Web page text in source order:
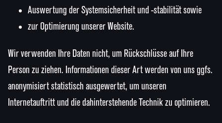
Auswertung der Systemsicherheit und -stabilität sowie
zur Optimierung unserer Website.
Wir verwenden Ihre Daten nicht, um Rückschlüsse auf Ihre
Person zu ziehen. Informationen dieser Art werden von uns ggfs.
anonymisiert statistisch ausgewertet, um unseren
Internetauftritt und die dahinterstehende Technik zu optimieren.